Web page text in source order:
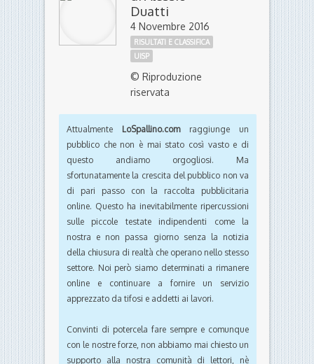
Duatti
4 Novembre 2016
RISULTATI E CLASSIFICA
UISP
© Riproduzione
riservata
Attualmente LoSpallino.comraggiunge un
pubblico che non è mai stato così vasto e di
questo andiamo orgogliosi. Ma
sfortunatamente la crescita del pubblico non va
di pari passo con la raccolta pubblicitaria
online. Questo ha inevitabilmente ripercussioni
sulle piccole testate indipendenti come la
nostra e non passa giorno senza la notizia
della chiusura di realtà che operano nello stesso
settore. Noi però siamo determinati a rimanere
online e continuare a fornire un servizio
apprezzato da tifosi e addetti ai lavori.
Convinti di potercela fare sempre e comunque
con le nostre forze, non abbiamo mai chiesto un
supporto alla nostra comunità di lettori, nè